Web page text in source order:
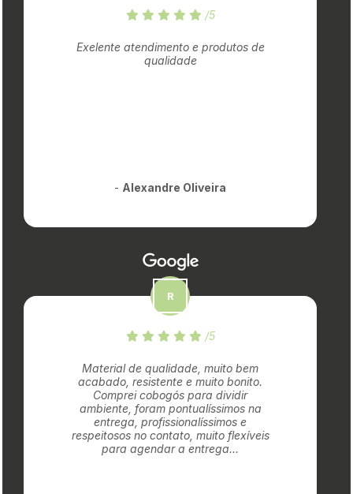
/5
Exelente atendimento e produtos de
qualidade
- Alexandre Oliveira
/5
Material de qualidade, muito bem
acabado, resistente e muito bonito.
Comprei cobogós para dividir
ambiente, foram pontualíssimos na
entrega, profissionalíssimos e
respeitosos no contato, muito flexíveis
para agendar a entrega...